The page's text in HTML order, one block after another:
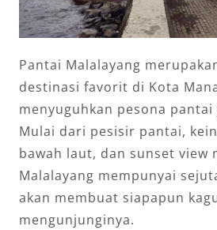
Pantai Malalayang
destinasi favorit di Kota
menyuguhkan pesona pantai
Mulai dari pesisir pantai,
bawah laut, dan sunset view
Malalayang mempunyai
akan membuat siapapun
mengunjunginya.